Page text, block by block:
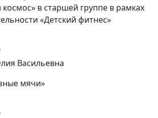
в старшей группе в рамках
«Детский фитнес»
Васильевна
мячи»